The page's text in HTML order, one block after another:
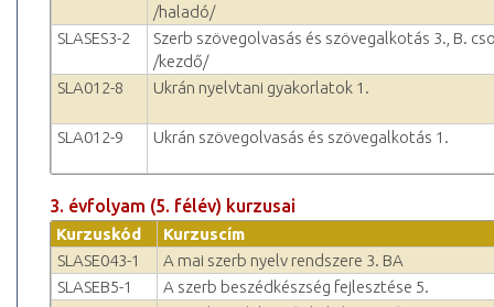
/haladó/
SLASES3-2
Szerb szövegolvasás és szövegalkotás 3., B.
/kezdő/
SLA012-8
Ukrán nyelvtani gyakorlatok 1.
SLA012-9 Ukrán szövegolvasás és szövegalkotás 1.
3. évfolyam (5. félév) kurzusai
Kurzuskód
Kurzuscím
SLASE043-1
A mai szerb nyelv rendszere 3. BA
SLASEB5-1
A szerb beszédkészség fejlesztése 5.